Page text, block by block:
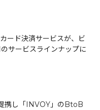
ード決済サービスが、ビ
サービスラインナップに
携し「INVOY」のBtoB